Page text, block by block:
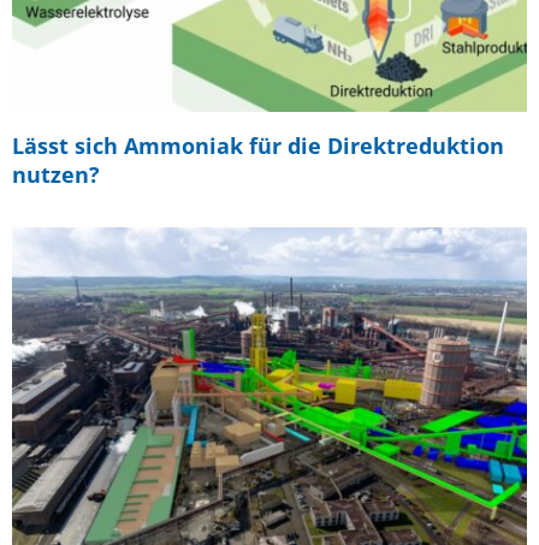
Lässt sich Ammoniak für die Direktreduktion
nutzen?